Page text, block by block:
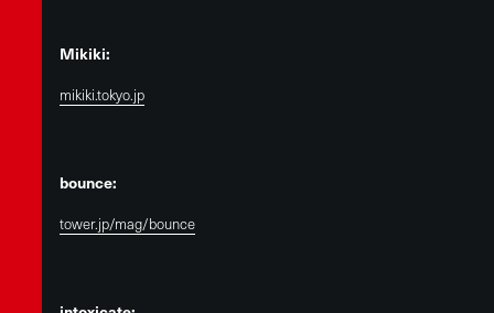
Mikiki:
mikiki.tokyo.jp
bounce:
tower.jp/mag/bounce